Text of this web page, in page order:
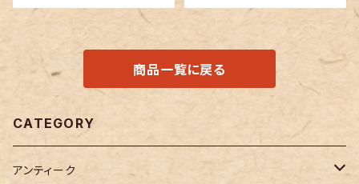
商品一覧に戻る
CATEGORY
アンティーク